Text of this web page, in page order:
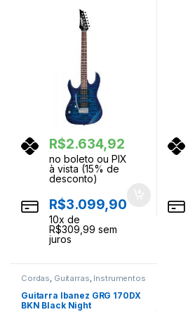
R$2.634,92
no boleto ou PIX
à vista (15% de
desconto)
R$3.099,90
10x de
R$309,99 sem
juros
Cordas, Guitarras, Instrumentos
Musicais
Guitarra Ibanez GRG 170DX
BKN Black Night